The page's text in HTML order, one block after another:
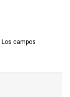
Los campos